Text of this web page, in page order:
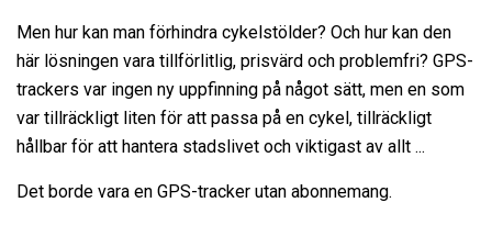
OM OSS
KONTAKT
Men hur kan man förhindra cykelstölder? Och hur kan den
här lösningen vara tillförlitlig, prisvärd och problemfri? GPS-
trackers var ingen ny uppfinning på något sätt, men en som
var tillräckligt liten för att passa på en cykel, tillräckligt
hållbar för att hantera stadslivet och viktigast av allt ...
Det borde vara en GPS-tracker utan abonnemang.